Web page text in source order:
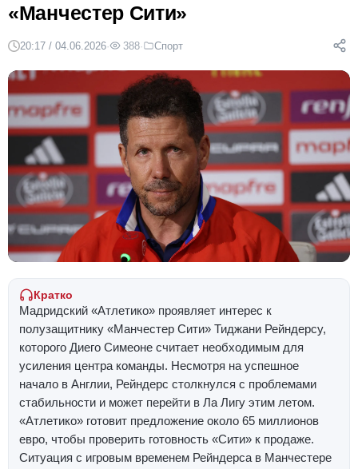
«Манчестер Сити»
20:17 / 04.06.2026· 388· Спорт
Кратко
Мадридский «Атлетико» проявляет интерес к
полузащитнику «Манчестер Сити» Тиджани Рейндерсу,
которого Диего Симеоне считает необходимым для
усиления центра команды. Несмотря на успешное
начало в Англии, Рейндерс столкнулся с проблемами
стабильности и может перейти в Ла Лигу этим летом.
«Атлетико» готовит предложение около 65 миллионов
евро, чтобы проверить готовность «Сити» к продаже.
Ситуация с игровым временем Рейндерса в Манчестере